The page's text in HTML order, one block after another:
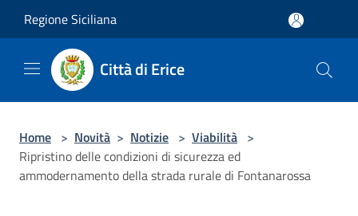
Regione Siciliana
Città di Erice
Home > Novità > Notizie > Viabilità >
Ripristino delle condizioni di sicurezza ed
ammodernamento della strada rurale di Fontanarossa